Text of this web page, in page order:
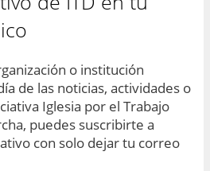
o institución
de las noticias, actividades o
Iglesia por el Trabajo
puedes suscribirte a
con solo dejar tu correo